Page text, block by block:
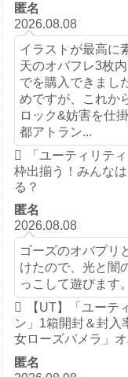
匿名
2026.08.08
イラストが最高に
天のオバフレ3枚
でを購入できまし
めですが、これか
ロック&妨害を仕
都アトラン...
「ユーティリテ
枠出揃う！みんな
る？
匿名
2026.08.08
ゴーズのオバプリ
けたので、光と闇
っこして遊びます。
【UT】「ユーテ
ン」1箱開封＆封入
女ローズパメラ」オ
匿名